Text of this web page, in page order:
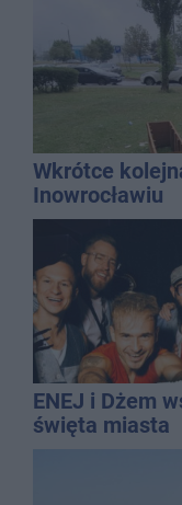
Wkrótce
Inowrocławiu
ENEJ i Dżem
święta miasta